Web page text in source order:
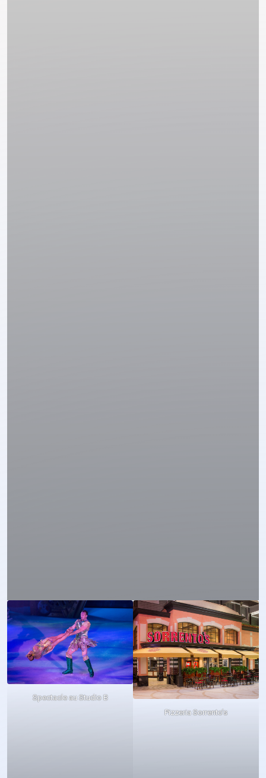
Spectacle au Studio B
Pizzeria Sorrento’s